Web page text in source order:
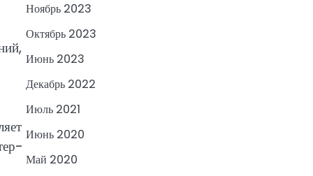
Ноябрь 2023
Октябрь 2023
Июнь 2023
Декабрь 2022
Июль 2021
Июнь 2020
Май 2020